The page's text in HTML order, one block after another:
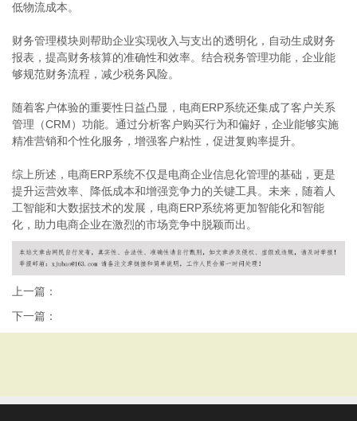
低物流成本。
财务管理模块则帮助企业实现收入与支出的透明化，自动生成财务
报表，提高财务核算的准确性和效率。结合税务管理功能，企业能
够规范财务流程，减少税务风险。
随着客户体验的重要性日益凸显，电商ERP系统还集成了客户关系
管理（CRM）功能。通过分析客户购买行为和偏好，企业能够实施
精准营销和个性化服务，增强客户粘性，促进复购率提升。
综上所述，电商ERP系统不仅是电商企业信息化管理的基础，更是
提升运营效率、降低成本和增强竞争力的关键工具。未来，随着人
工智能和大数据技术的发展，电商ERP系统将更加智能化和智能
化，助力电商企业在激烈的市场竞争中脱颖而出。
上一篇：
下一篇：